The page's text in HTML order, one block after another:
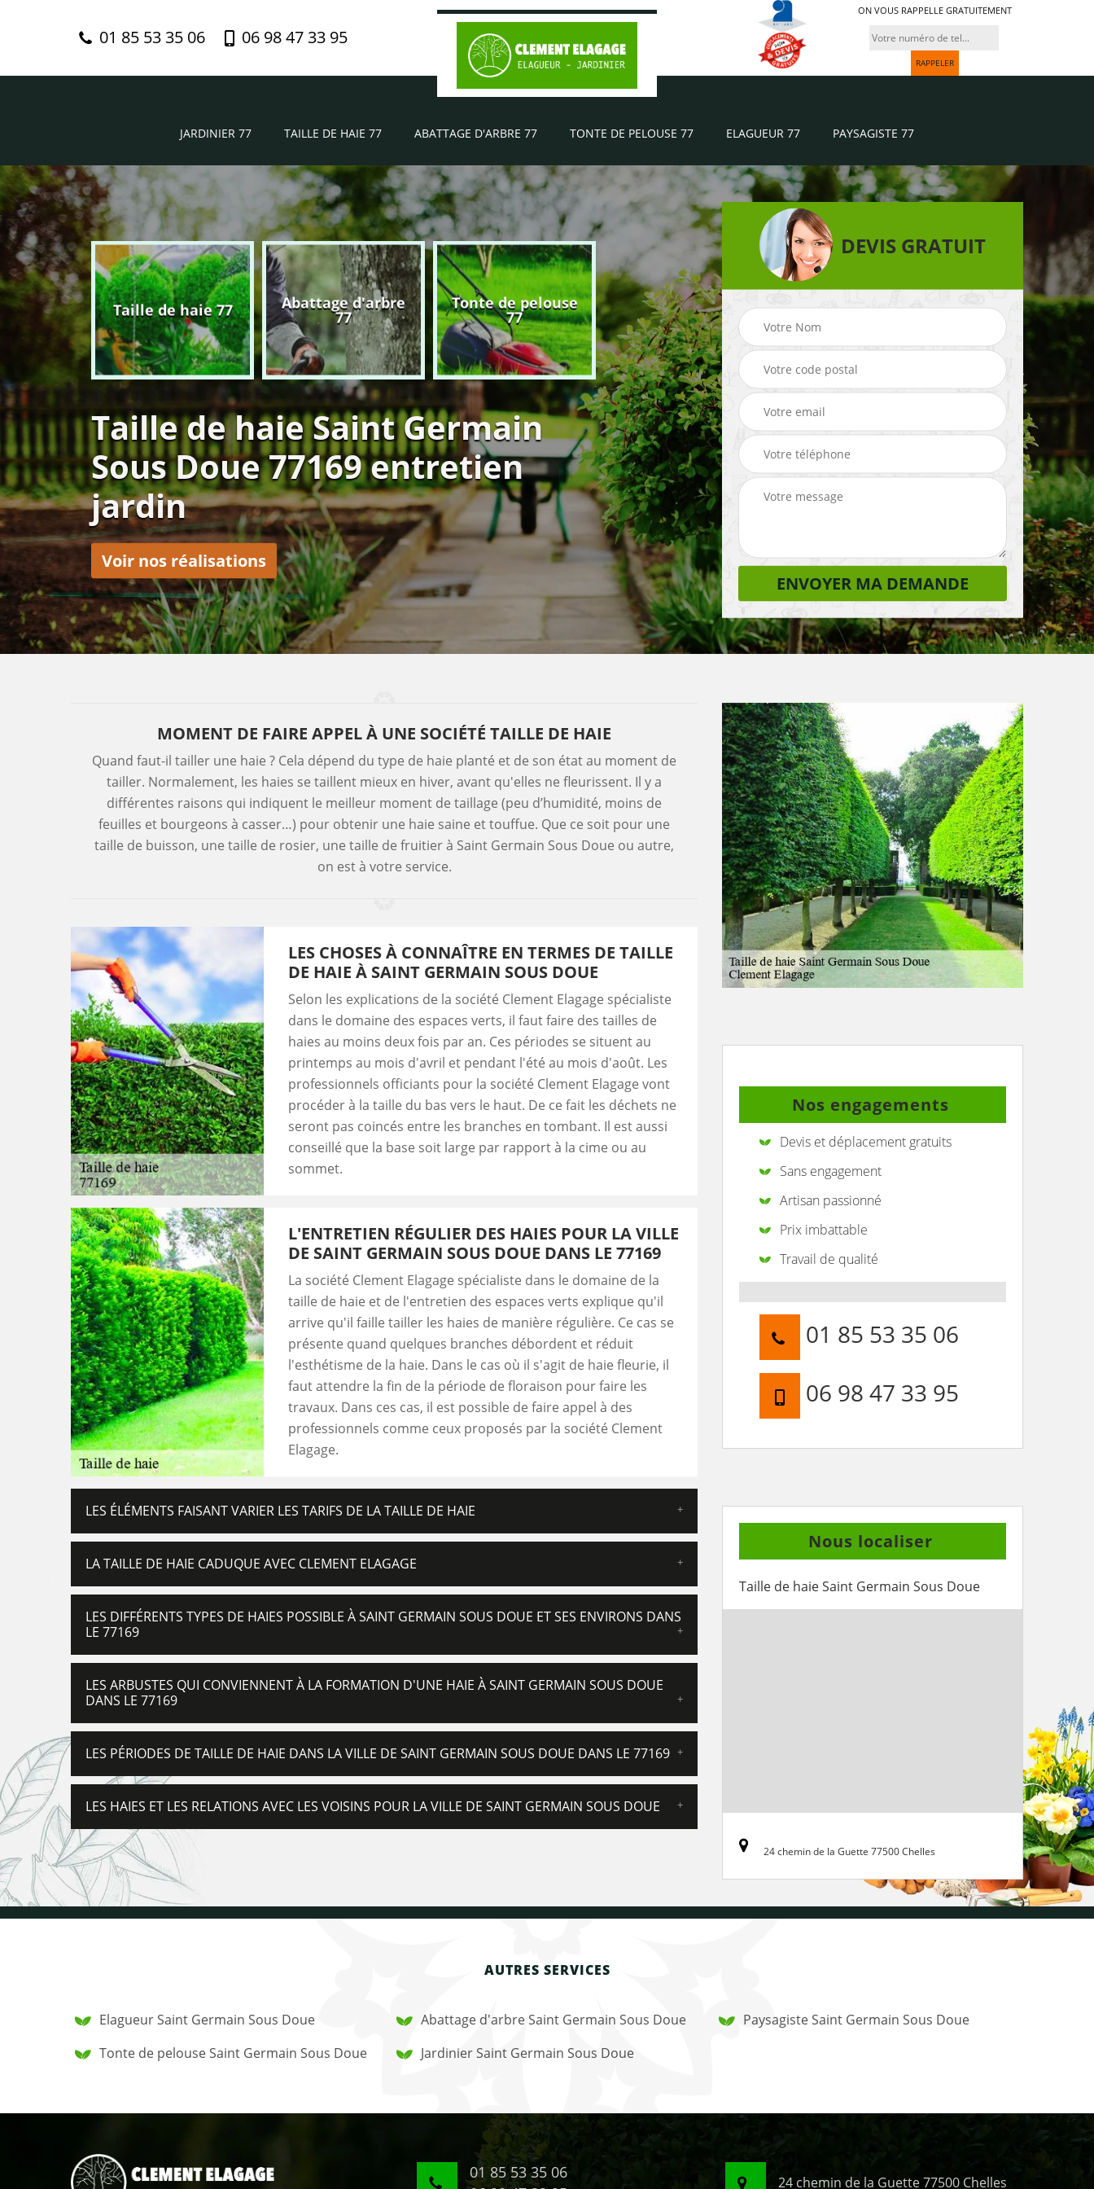
01 85 53 35 06 06 98 47 33 95
ON VOUS RAPPELLE GRATUITEMENT
JARDINIER 77 TAILLE DE HAIE 77 ABATTAGE D'ARBRE 77 TONTE DE PELOUSE 77 ELAGUEUR 77 PAYSAGISTE 77
77 Taille de haie 77 Abattage d'arbre
77
Tonte de pelouse
77 Elagueur 77 Paysagiste 77 Jardinier 77
Taille de haie Saint Germain
Sous Doue 77169 entretien
jardin
Voir nos réalisations
DEVIS GRATUIT
MOMENT DE FAIRE APPEL À UNE SOCIÉTÉ TAILLE DE HAIE
Quand faut-il tailler une haie ? Cela dépend du type de haie planté et de son état au moment de
tailler. Normalement, les haies se taillent mieux en hiver, avant qu'elles ne fleurissent. Il y a
différentes raisons qui indiquent le meilleur moment de taillage (peu d’humidité, moins de
feuilles et bourgeons à casser…) pour obtenir une haie saine et touffue. Que ce soit pour une
taille de buisson, une taille de rosier, une taille de fruitier à Saint Germain Sous Doue ou autre,
on est à votre service.
LES CHOSES À CONNAÎTRE EN TERMES DE TAILLE
DE HAIE À SAINT GERMAIN SOUS DOUE
Selon les explications de la société Clement Elagage spécialiste
dans le domaine des espaces verts, il faut faire des tailles de
haies au moins deux fois par an. Ces périodes se situent au
printemps au mois d'avril et pendant l'été au mois d'août. Les
professionnels officiants pour la société Clement Elagage vont
procéder à la taille du bas vers le haut. De ce fait les déchets ne
seront pas coincés entre les branches en tombant. Il est aussi
conseillé que la base soit large par rapport à la cime ou au
sommet.
L'ENTRETIEN RÉGULIER DES HAIES POUR LA VILLE
DE SAINT GERMAIN SOUS DOUE DANS LE 77169
La société Clement Elagage spécialiste dans le domaine de la
taille de haie et de l'entretien des espaces verts explique qu'il
arrive qu'il faille tailler les haies de manière régulière. Ce cas se
présente quand quelques branches débordent et réduit
l'esthétisme de la haie. Dans le cas où il s'agit de haie fleurie, il
faut attendre la fin de la période de floraison pour faire les
travaux. Dans ces cas, il est possible de faire appel à des
professionnels comme ceux proposés par la société Clement
Elagage.
LES ÉLÉMENTS FAISANT VARIER LES TARIFS DE LA TAILLE DE HAIE
LA TAILLE DE HAIE CADUQUE AVEC CLEMENT ELAGAGE
LES DIFFÉRENTS TYPES DE HAIES POSSIBLE À SAINT GERMAIN SOUS DOUE ET SES ENVIRONS DANS
LE 77169
LES ARBUSTES QUI CONVIENNENT À LA FORMATION D'UNE HAIE À SAINT GERMAIN SOUS DOUE
DANS LE 77169
LES PÉRIODES DE TAILLE DE HAIE DANS LA VILLE DE SAINT GERMAIN SOUS DOUE DANS LE 77169
LES HAIES ET LES RELATIONS AVEC LES VOISINS POUR LA VILLE DE SAINT GERMAIN SOUS DOUE
Nos engagements
Devis et déplacement gratuits
Sans engagement
Artisan passionné
Prix imbattable
Travail de qualité
01 85 53 35 06
06 98 47 33 95
Nous localiser
Taille de haie Saint Germain Sous Doue
24 chemin de la Guette 77500 Chelles
AUTRES SERVICES
Elagueur Saint Germain Sous Doue
Tonte de pelouse Saint Germain Sous Doue
Abattage d'arbre Saint Germain Sous Doue
Jardinier Saint Germain Sous Doue
Paysagiste Saint Germain Sous Doue
01 85 53 35 06
24 chemin de la Guette 77500 Chelles